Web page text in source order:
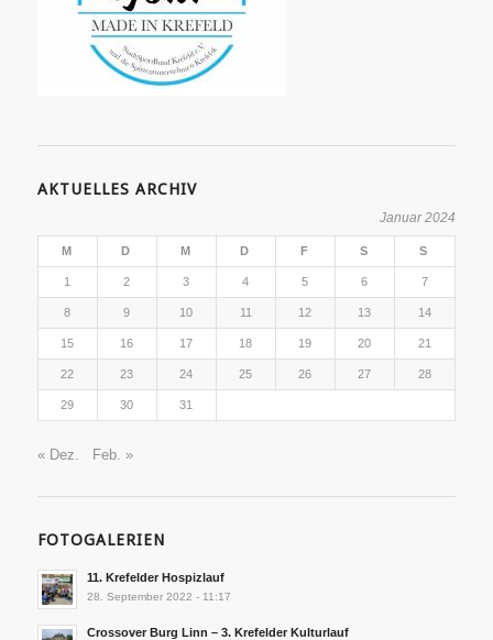
AKTUELLES ARCHIV
Januar 2024
M D M D F S S
1 2 3 4 5 6 7
8 9 10 11 12 13 14
15 16 17 18 19 20 21
22 23 24 25 26 27 28
29 30 31
« Dez. Feb. »
FOTOGALERIEN
11. Krefelder Hospizlauf
28. September 2022 - 11:17
Crossover Burg Linn – 3. Krefelder Kulturlauf